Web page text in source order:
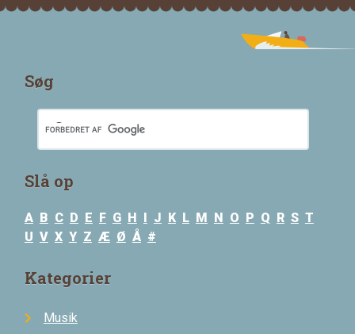
Søg
Slå op
A B C D E F G H I J K L M N O P Q R S T
U V X Y Z Æ Ø Å #
Kategorier
Musik